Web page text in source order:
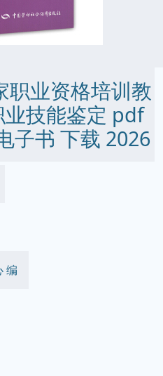
职业资格培训教
业技能鉴定 pdf
子书 下载 2026
编